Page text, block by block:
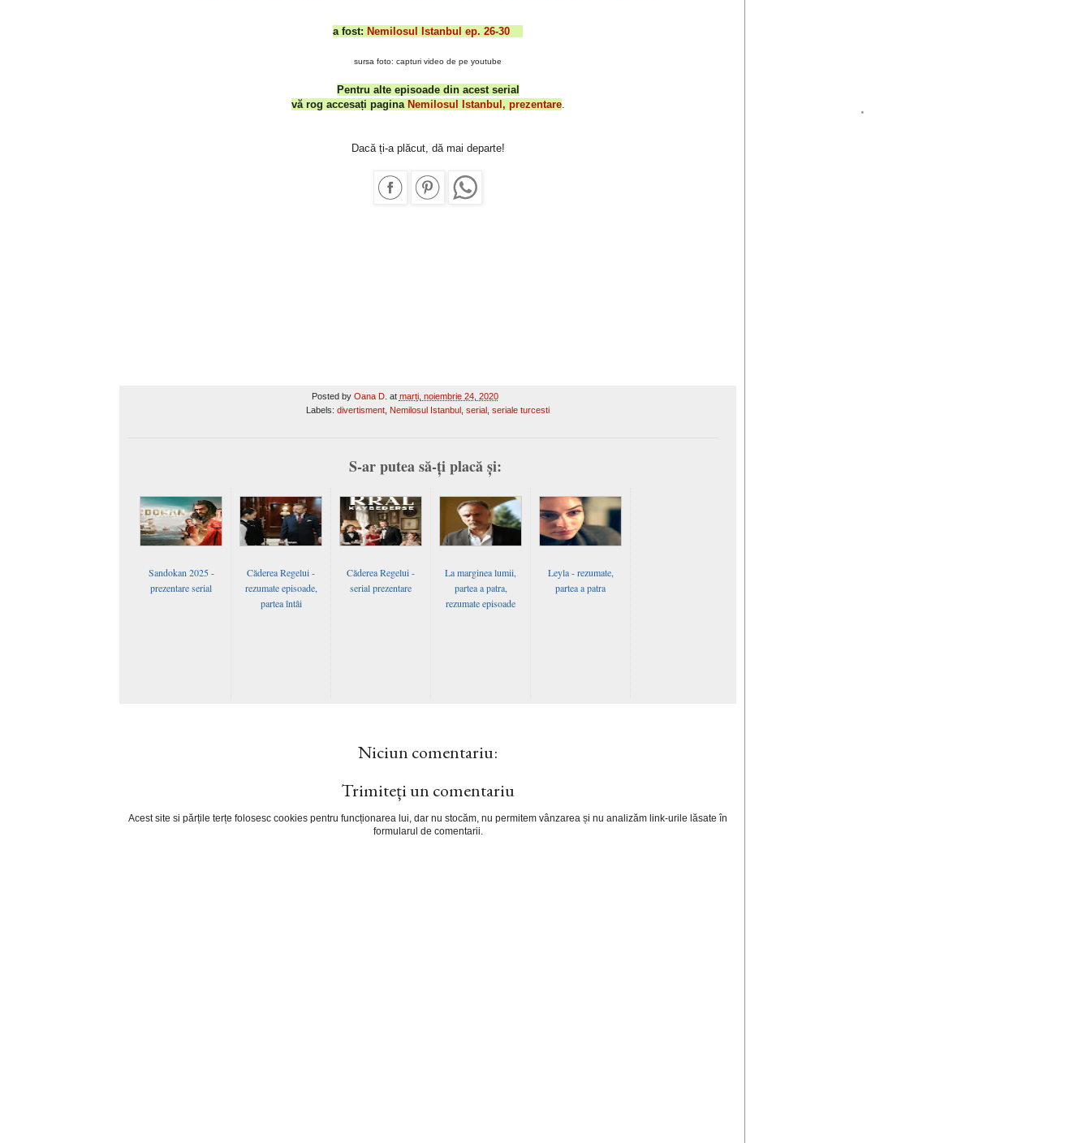
a fost: Nemilosul Istanbul ep. 26-30
sursa foto: capturi video de pe youtube
Pentru alte episoade din acest serial
vă rog accesați pagina Nemilosul Istanbul, prezentare.
Dacă ți-a plăcut, dă mai departe!
Posted by Oana D. at marți, noiembrie 24, 2020
Labels: divertisment, Nemilosul Istanbul , serial , seriale turcesti
S-ar putea să-ți placă și:
Sandokan 2025 -
prezentare serial
Căderea Regelui -
rezumate episoade,
partea întâi
Căderea Regelui -
serial prezentare
La marginea lumii,
partea a patra,
rezumate episoade
Leyla - rezumate,
partea a patra
Niciun comentariu:
Trimiteți un comentariu
Acest site si părțile terțe folosesc cookies pentru funcționarea lui, dar nu stocăm, nu permitem vânzarea și nu analizăm link-urile lăsate în
formularul de comentarii.
.